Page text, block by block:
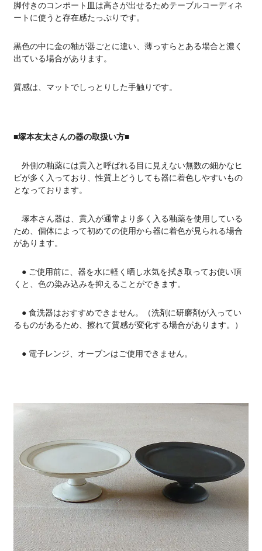
脚付きのコンポート皿は高さが出せるためテーブルコーディネ
ートに使うと存在感たっぷりです。
黒色の中に金の釉が器ごとに違い、薄っすらとある場合と濃く
出ている場合があります。
質感は、マットでしっとりした手触りです。
■塚本友太さんの器の取扱い方■
外側の釉薬には貫入と呼ばれる目に見えない無数の細かなヒ
ビが多く入っており、性質上どうしても器に着色しやすいもの
となっております。
塚本さん器は、貫入が通常より多く入る釉薬を使用している
ため、個体によって初めての使用から器に着色が見られる場合
があります。
● ご使用前に、器を水に軽く晒し水気を拭き取ってお使い頂
くと、色の染み込みを抑えることができます。
● 食洗器はおすすめできません。（洗剤に研磨剤が入ってい
るものがあるため、擦れて質感が変化する場合があります。）
● 電子レンジ、オーブンはご使用できません。